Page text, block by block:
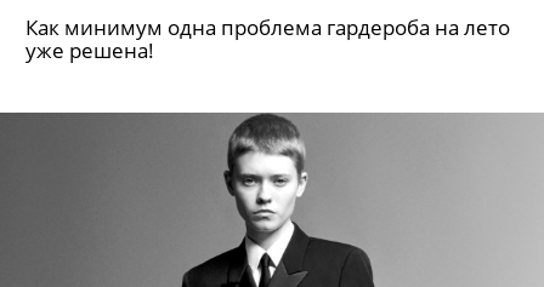
Как минимум одна проблема гардероба на лето
уже решена!